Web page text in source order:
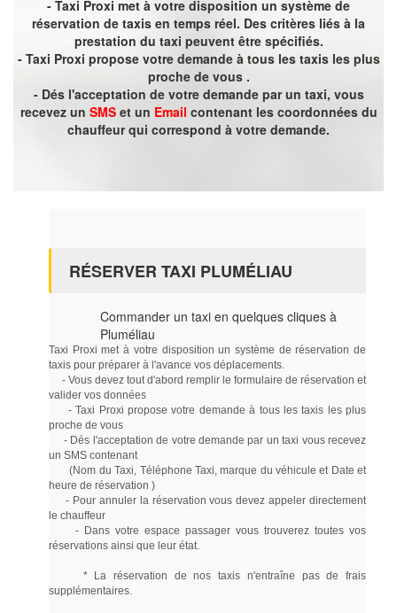
- Taxi Proxi met à votre disposition un système de
réservation de taxis en temps réel. Des critères liés à la
prestation du taxi peuvent être spécifiés.
- Taxi Proxi propose votre demande à tous les taxis les plus
proche de vous .
- Dés l'acceptation de votre demande par un taxi, vous
recevez un SMSet un Email contenant les coordonnées du
chauffeur qui correspond à votre demande.
RÉSERVER TAXI PLUMÉLIAU
Commander un taxi en quelques cliques à
Pluméliau
Taxi Proxi met à votre disposition un système de réservation de
taxis pour préparer à l'avance vos déplacements.
- Vous devez tout d'abord remplir le formulaire de réservation et
valider vos données
- Taxi Proxi propose votre demande à tous les taxis les plus
proche de vous
- Dés l'acceptation de votre demande par un taxi vous recevez
un SMS contenant
(Nom du Taxi, Téléphone Taxi, marque du véhicule et Date et
heure de réservation )
- Pour annuler la réservation vous devez appeler directement
le chauffeur
- Dans votre espace passager vous trouverez toutes vos
réservations ainsi que leur état.
* La réservation de nos taxis n'entraîne pas de frais
supplémentaires.